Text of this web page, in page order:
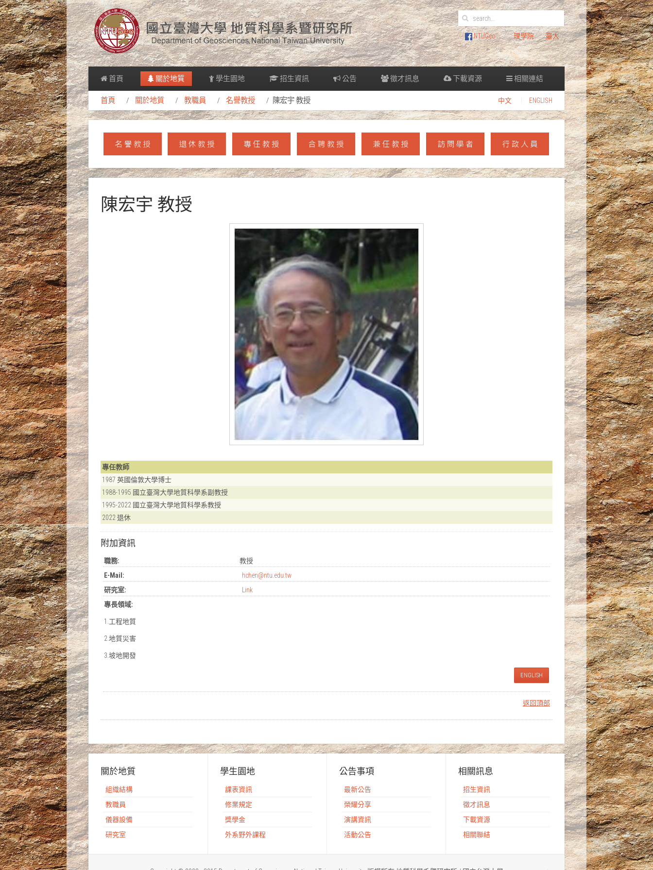
NTUGeo 理學院 臺大
首頁 關於地質 學生園地 招生資訊 公告 徵才訊息 下載資源 相關連結
首頁 關於地質 教職員 名譽教授 陳宏宇 教授 中文 ENGLISH
陳宏宇 教授
專任教師
1987 英國倫敦大學博士
1988-1995 國立臺灣大學地質科學系副教授
1995-2022 國立臺灣大學地質科學系教授
2022 退休
附加資訊
職務:
教授
E-Mail:
hchen@ntu.edu.tw
研究室:
Link
專長領域:
1.工程地質
2.地質災害
3.坡地開發
ENGLISH
返回頂部
關於地質
組織結構
教職員
儀器設備
研究室
學生園地
課表資訊
修業規定
獎學金
外系野外課程
公告事項
最新公告
榮耀分享
演講資訊
活動公告
相關訊息
招生資訊
徵才訊息
下載資源
相關聯結